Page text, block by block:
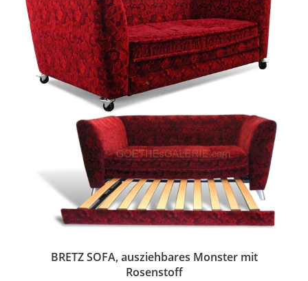
BRETZ SOFA, ausziehbares Monster mit
Rosenstoff